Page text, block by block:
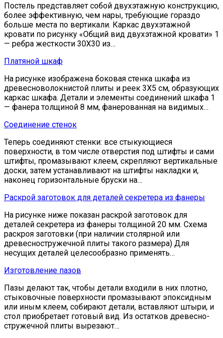
Постель представляет собой двухэтажную конструкцию,
более эффективную, чем нары, требующие гораздо
больше места по вертикали. Каркас двухэтажной
кровати по рисунку «Общий вид двухэтажной кровати» 1
— ребра жесткости 30X30 из…
Платяной шкаф
На рисунке изображена боковая стенка шкафа из
древесноволокнистой плиты и реек 3Х5 см, образующих
каркас шкафа. Детали и элементы соединений шкафа 1
— фанера толщиной 8 мм, фанерованная на видимых…
Соединение стенок
Теперь соединяют стенки: все стыкующиеся
поверхности, в том числе отверстия под штифты и сами
штифты, промазывают клеем, скрепляют вертикальные
доски, затем устанавливают на штифты накладки и,
наконец горизонтальные бруски на…
Раскрой заготовок для деталей секретера из фанеры
На рисунке ниже показан раскрой заготовок для
деталей секретера из фанеры толщиной 20 мм. Схема
раскроя заготовки (при наличии столярной или
древесностружечной плиты такого размера) Для
несущих деталей целесообразно применять…
Изготовление пазов
Пазы делают так, чтобы детали входили в них плотно,
стыковочные поверхности промазывают эпоксидным
или иным клеем, собирают детали, вставляют штыри, и
стол приобретает готовый вид. Из остатков древесно-
стружечной плиты вырезают…